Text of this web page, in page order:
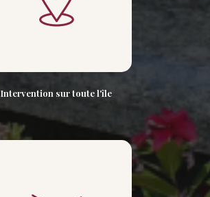
Intervention sur toute l'île